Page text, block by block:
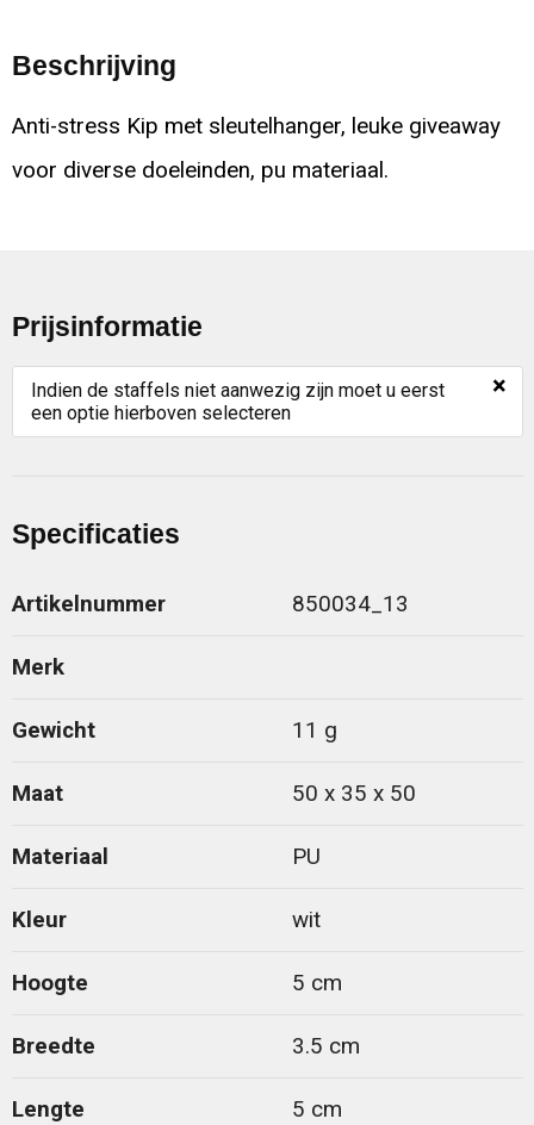
Beschrijving
Anti-stress Kip met sleutelhanger, leuke giveaway
voor diverse doeleinden, pu materiaal.
Prijsinformatie
Indien de staffels niet aanwezig zijn moet u eerst
een optie hierboven selecteren
×
Specificaties
Artikelnummer 850034_13
Merk
Gewicht 11 g
Maat 50 x 35 x 50
Materiaal PU
Kleur wit
Hoogte 5 cm
Breedte 3.5 cm
Lengte 5 cm